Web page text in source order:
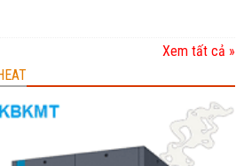
Xem tất cả »